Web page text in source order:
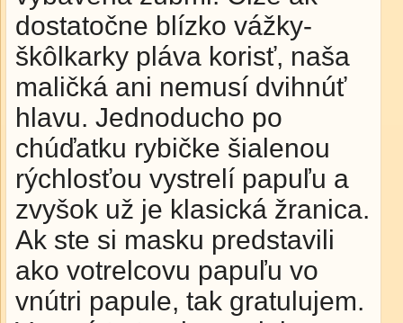
dostatočne blízko vážky-
škôlkarky pláva korisť, naša
maličká ani nemusí dvihnúť
hlavu. Jednoducho po
chúďatku rybičke šialenou
rýchlosťou vystrelí papuľu a
zvyšok už je klasická žranica.
Ak ste si masku predstavili
ako votrelcovu papuľu vo
vnútri papule, tak gratulujem.